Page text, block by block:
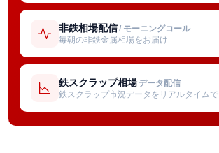
非鉄相場配信/ モーニングコール
毎朝の非鉄金属相場をお届け
鉄スクラップ相場 データ配信
鉄スクラップ市況データをリアルタイムで